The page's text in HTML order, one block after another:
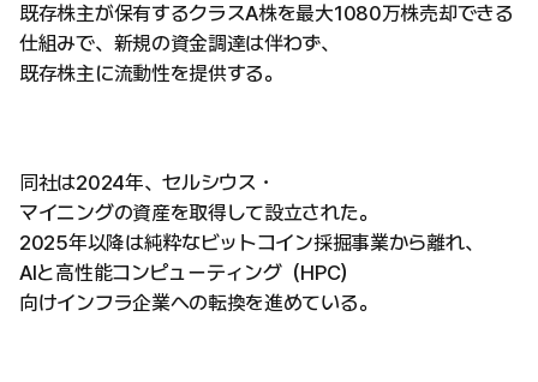
既存株主が保有するクラスA株を最大1080万株売却できる
仕組みで、新規の資金調達は伴わず、
既存株主に流動性を提供する。
同社は2024年、セルシウス・
マイニングの資産を取得して設立された。
2025年以降は純粋なビットコイン採掘事業から離れ、
AIと高性能コンピューティング（HPC）
向けインフラ企業への転換を進めている。